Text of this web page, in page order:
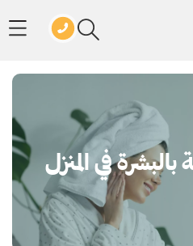
بالبشرة في المنزل